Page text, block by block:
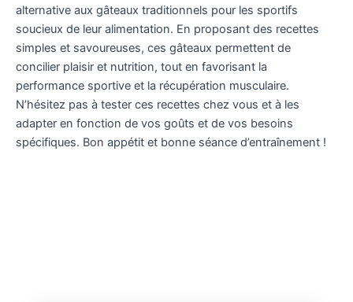
alternative aux gâteaux traditionnels pour les sportifs
soucieux de leur alimentation. En proposant des recettes
simples et savoureuses, ces gâteaux permettent de
concilier plaisir et nutrition, tout en favorisant la
performance sportive et la récupération musculaire.
N’hésitez pas à tester ces recettes chez vous et à les
adapter en fonction de vos goûts et de vos besoins
spécifiques. Bon appétit et bonne séance d’entraînement !